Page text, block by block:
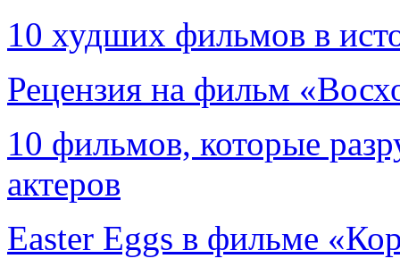
10 худших фильмов в
Рецензия на фильм
10 фильмов, которые
актеров
Easter Eggs в фильме